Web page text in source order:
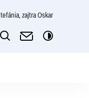
zajtra Oskar